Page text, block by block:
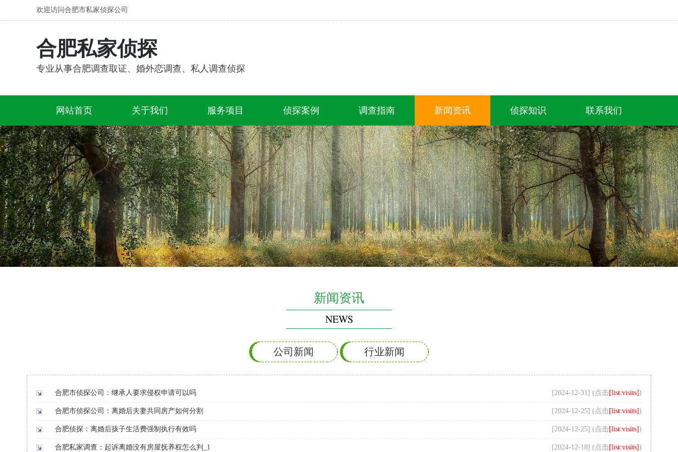
欢迎访问合肥市私家侦探公司
合肥私家侦探
专业从事合肥调查取证、婚外恋调查、私人调查侦探
网站首页 关于我们 服务项目 侦探案例 调查指南 新闻资讯 侦探知识 联系我们
新闻资讯
NEWS
公司新闻 行业新闻
合肥市侦探公司：继承人要求侵权申请可以吗 [2024-12-31] (点击[list:visits])
合肥市侦探公司：离婚后夫妻共同房产如何分割 [2024-12-25] (点击[list:visits])
合肥侦探：离婚后孩子生活费强制执行有效吗 [2024-12-25] (点击[list:visits])
合肥私家调查：起诉离婚没有房屋抚养权怎么判_1 [2024-12-18] (点击[list:visits])